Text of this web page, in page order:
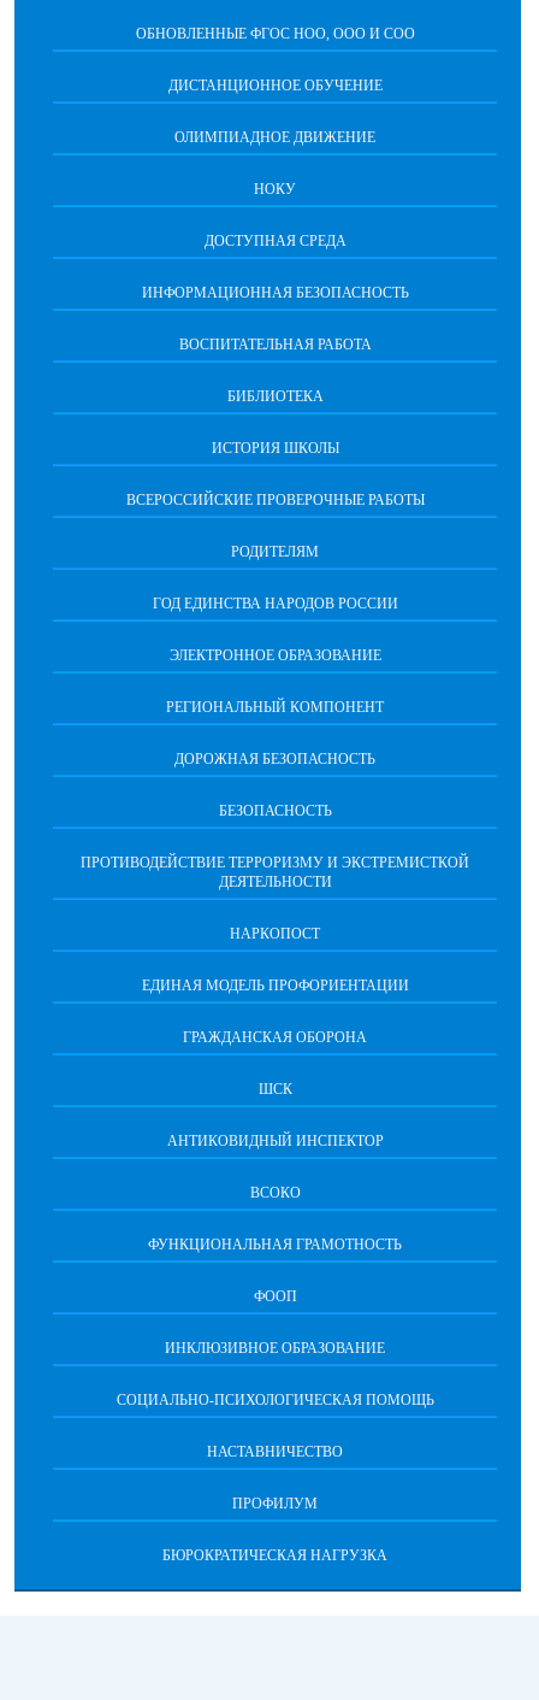
ОБНОВЛЕННЫЕ ФГОС НОО, ООО И СОО
ДИСТАНЦИОННОЕ ОБУЧЕНИЕ
ОЛИМПИАДНОЕ ДВИЖЕНИЕ
НОКУ
ДОСТУПНАЯ СРЕДА
ИНФОРМАЦИОННАЯ БЕЗОПАСНОСТЬ
ВОСПИТАТЕЛЬНАЯ РАБОТА
БИБЛИОТЕКА
ИСТОРИЯ ШКОЛЫ
ВСЕРОССИЙСКИЕ ПРОВЕРОЧНЫЕ РАБОТЫ
РОДИТЕЛЯМ
ГОД ЕДИНСТВА НАРОДОВ РОССИИ
ЭЛЕКТРОННОЕ ОБРАЗОВАНИЕ
РЕГИОНАЛЬНЫЙ КОМПОНЕНТ
ДОРОЖНАЯ БЕЗОПАСНОСТЬ
БЕЗОПАСНОСТЬ
ПРОТИВОДЕЙСТВИЕ ТЕРРОРИЗМУ И ЭКСТРЕМИСТКОЙ
ДЕЯТЕЛЬНОСТИ
НАРКОПОСТ
ЕДИНАЯ МОДЕЛЬ ПРОФОРИЕНТАЦИИ
ГРАЖДАНСКАЯ ОБОРОНА
ШСК
АНТИКОВИДНЫЙ ИНСПЕКТОР
ВСОКО
ФУНКЦИОНАЛЬНАЯ ГРАМОТНОСТЬ
ФООП
ИНКЛЮЗИВНОЕ ОБРАЗОВАНИЕ
СОЦИАЛЬНО-ПСИХОЛОГИЧЕСКАЯ ПОМОЩЬ
НАСТАВНИЧЕСТВО
ПРОФИЛУМ
БЮРОКРАТИЧЕСКАЯ НАГРУЗКА